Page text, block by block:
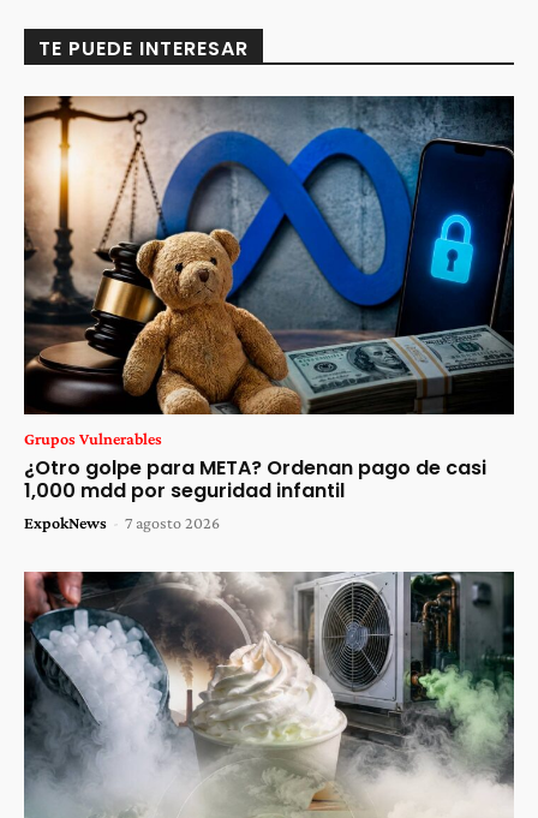
TE PUEDE INTERESAR
Grupos Vulnerables
¿Otro golpe para META? Ordenan pago de casi
1,000 mdd por seguridad infantil
ExpokNews - 7 agosto 2026